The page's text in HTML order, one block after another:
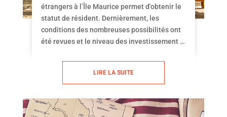
étrangers à l’Île Maurice permet d'obtenir le
statut de résident. Dernièrement, les
conditions des nombreuses possibilités ont
été revues et le niveau des investissement à
en place permettant de s’installer et vivre à
LIRE LA SUITE